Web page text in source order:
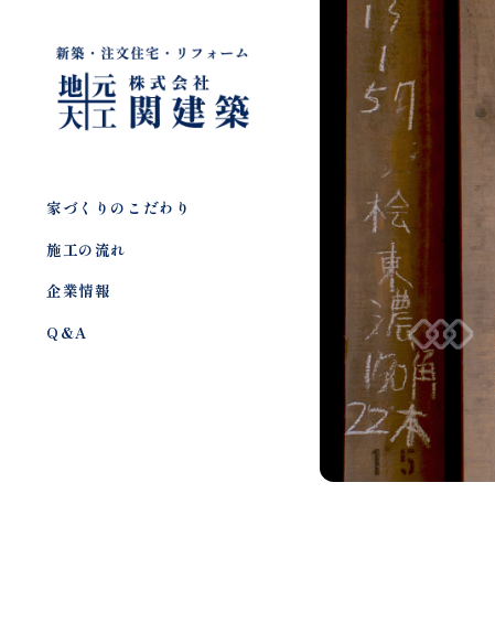
家づくりのこだわり
施工の流れ
企業情報
Q&A